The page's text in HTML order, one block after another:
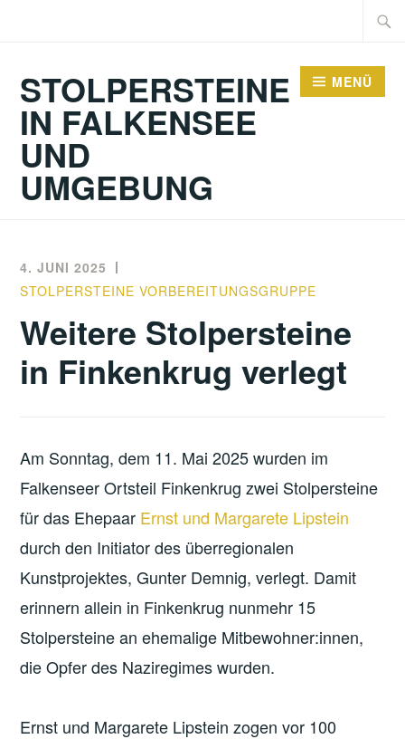
Suche
STOLPERSTEINE
IN FALKENSEE
UND
UMGEBUNG
MENÜ
4. JUNI 2025
STOLPERSTEINE VORBEREITUNGSGRUPPE
Weitere Stolpersteine
in Finkenkrug verlegt
Am Sonntag, dem 11. Mai 2025 wurden im
Falkenseer Ortsteil Finkenkrug zwei Stolpersteine
für das Ehepaar Ernst und Margarete Lipstein
durch den Initiator des überregionalen
Kunstprojektes, Gunter Demnig, verlegt. Damit
erinnern allein in Finkenkrug nunmehr 15
Stolpersteine an ehemalige Mitbewohner:innen,
die Opfer des Naziregimes wurden.
Ernst und Margarete Lipstein zogen vor 100